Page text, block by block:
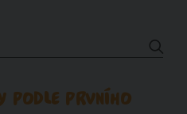
PODLE PRVNÍHO